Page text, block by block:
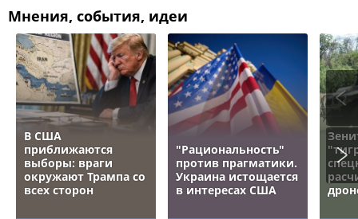
Мнения, события, идеи
В США
приближаются
выборы: враги
окружают Трампа со
всех сторон
"Рациональность"
против прагматики.
Украина истощается
в интересах США